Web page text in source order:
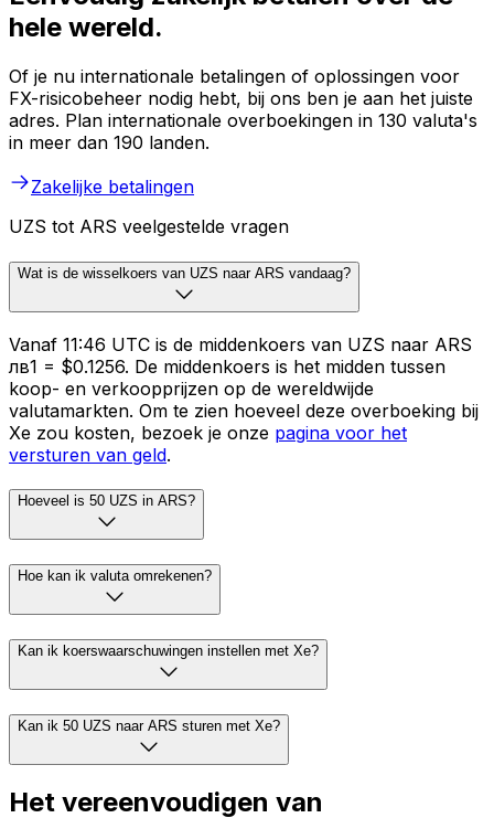
hele wereld.
Of je nu internationale betalingen of oplossingen voor
FX-risicobeheer nodig hebt, bij ons ben je aan het juiste
adres. Plan internationale overboekingen in 130 valuta's
in meer dan 190 landen.
Zakelijke betalingen
UZS tot ARS veelgestelde vragen
Wat is de wisselkoers van UZS naar ARS vandaag?
Vanaf 11:46 UTC is de middenkoers van UZS naar ARS
лв1 = $0.1256. De middenkoers is het midden tussen
koop- en verkoopprijzen op de wereldwijde
valutamarkten. Om te zien hoeveel deze overboeking bij
Xe zou kosten, bezoek je onze pagina voor het
versturen van geld.
Hoeveel is 50 UZS in ARS?
Hoe kan ik valuta omrekenen?
Kan ik koerswaarschuwingen instellen met Xe?
Kan ik 50 UZS naar ARS sturen met Xe?
Het vereenvoudigen van